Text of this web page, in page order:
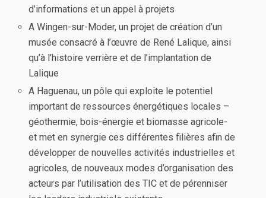
d’informations et un appel à projets
A Wingen-sur-Moder, un projet de création d’un
musée consacré à l’œuvre de René Lalique, ainsi
qu’à l’histoire verrière et de l’implantation de
Lalique
A Haguenau, un pôle qui exploite le potentiel
important de ressources énergétiques locales –
géothermie, bois-énergie et biomasse agricole-
et met en synergie ces différentes filières afin de
développer de nouvelles activités industrielles et
agricoles, de nouveaux modes d’organisation des
acteurs par l’utilisation des TIC et de pérenniser